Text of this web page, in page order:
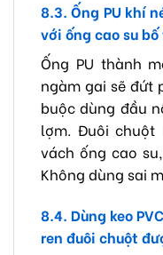
8.3. Ống PU khí
với ống cao su
Ống PU thành
ngàm gai sẽ đứt
buộc dùng đầu
lợm. Đuôi chuột
vách ống cao
Không dùng sai
8.4. Dùng keo
ren đuôi chuột